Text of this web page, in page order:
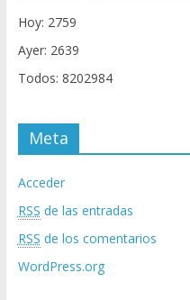
Hoy: 2759
Ayer: 2639
Todos: 8202984
Meta
Acceder
RSS de las entradas
RSS de los comentarios
WordPress.org